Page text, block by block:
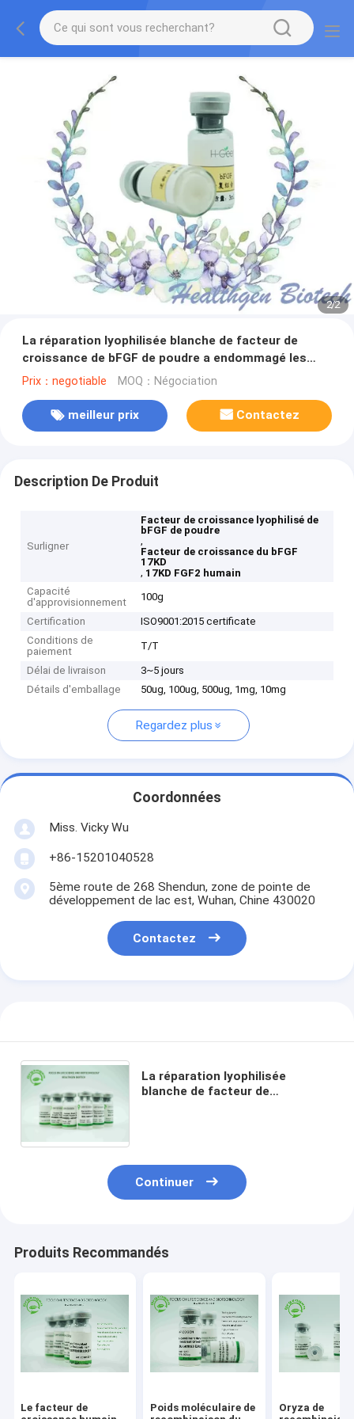
2/2
La réparation lyophilisée blanche de facteur de
croissance de bFGF de poudre a endommagé les
cellules épithéliales 17KD FGF2 humain
Prix：negotiable MOQ：Négociation
meilleur prix Contactez
Description De Produit
Surligner
Facteur de croissance lyophilisé de
bFGF de poudre
,
Facteur de croissance du bFGF
17KD
, 17KD FGF2 humain
Capacité
d'approvisionnement
100g
Certification
ISO9001:2015 certificate
Conditions de
paiement
T/T
Délai de livraison
3~5 jours
Détails d'emballage
50ug, 100ug, 500ug, 1mg, 10mg
Regardez plus
Coordonnées
Miss. Vicky Wu
+86-15201040528
5ème route de 268 Shendun, zone de pointe de
développement de lac est, Wuhan, Chine 430020
Contactez
La réparation lyophilisée
blanche de facteur de
Continuer
Produits Recommandés
Le facteur de
Poids moléculaire de
Oryza de